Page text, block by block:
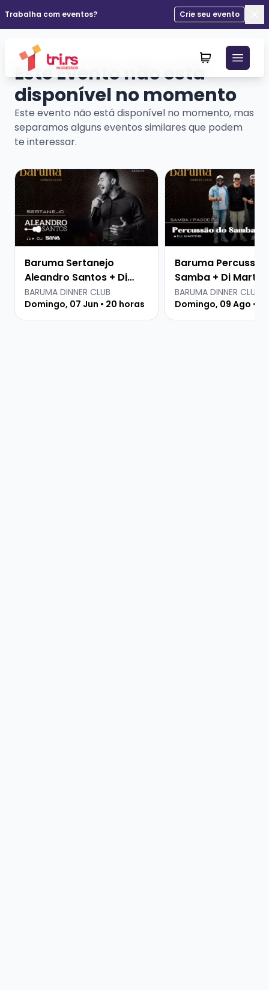
Trabalha com eventos?
Crie seu evento
Este Evento não está
disponível no momento
Este evento não está disponível no momento, mas
separamos alguns eventos similares que podem
te interessar.
Veja mais sobre Baruma Sertanejo Aleandro Santos +
Baruma Sertanejo
Aleandro Santos + Dj
Sana
BARUMA DINNER CLUB
Domingo, 07 Jun • 20 horas
Veja mais sobre
Baruma
Samba + Dj
BARUMA DINNER CLUB
Domingo, 09 Ago •